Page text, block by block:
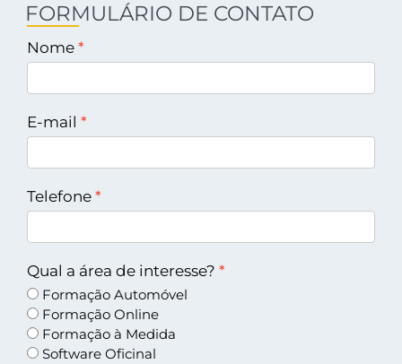
FORMULÁRIO DE CONTATO
Nome
E-mail
Telefone
Qual a área de interesse?
Formação Automóvel
Formação Online
Formação à Medida
Software Oficinal